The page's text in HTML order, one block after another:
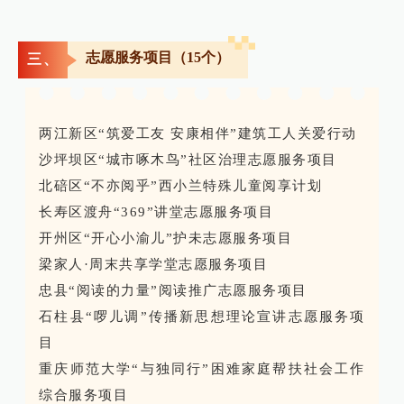
三、 志愿服务项目（15个）
两江新区“筑爱工友 安康相伴”建筑工人关爱行动
沙坪坝区“城市啄木鸟”社区治理志愿服务项目
北碚区“不亦阅乎”西小兰特殊儿童阅享计划
长寿区渡舟“369”讲堂志愿服务项目
开州区“开心小渝儿”护未志愿服务项目
梁家人·周末共享学堂志愿服务项目
忠县“阅读的力量”阅读推广志愿服务项目
石柱县“啰儿调”传播新思想理论宣讲志愿服务项
目
重庆师范大学“与独同行”困难家庭帮扶社会工作
综合服务项目